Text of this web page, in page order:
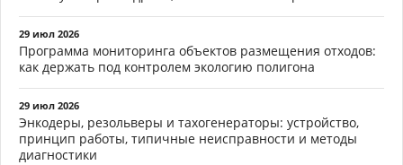
29 июл 2026
Программа мониторинга объектов размещения отходов:
как держать под контролем экологию полигона
29 июл 2026
Энкодеры, резольверы и тахогенераторы: устройство,
принцип работы, типичные неисправности и методы
диагностики